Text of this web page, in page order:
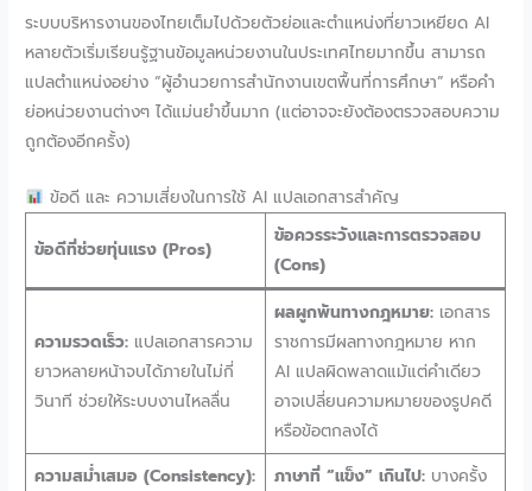
ระบบบริหารงานของไทยเต็มไปด้วยตัวย่อและตำแหน่งที่ยาวเหยียด AI
หลายตัวเริ่มเรียนรู้ฐานข้อมูลหน่วยงานในประเทศไทยมากขึ้น สามารถ
แปลตำแหน่งอย่าง “ผู้อำนวยการสำนักงานเขตพื้นที่การศึกษา” หรือคำ
ย่อหน่วยงานต่างๆ ได้แม่นยำขึ้นมาก (แต่อาจจะยังต้องตรวจสอบความ
ถูกต้องอีกครั้ง)
ข้อดี และ ความเสี่ยงในการใช้ AI แปลเอกสารสำคัญ
ข้อดีที่ช่วยทุ่นแรง (Pros)
ข้อควรระวังและการตรวจสอบ
(Cons)
ความรวดเร็ว:แปลเอกสารความ
ยาวหลายหน้าจบได้ภายในไม่กี่
วินาที ช่วยให้ระบบงานไหลลื่น
ผลผูกพันทางกฎหมาย:เอกสาร
ราชการมีผลทางกฎหมาย หาก
AI แปลผิดพลาดแม้แต่คำเดียว
อาจเปลี่ยนความหมายของรูปคดี
หรือข้อตกลงได้
ความสม่ำเสมอ (Consistency):
ภาษาที่ “แข็ง” เกินไป:บางครั้ง